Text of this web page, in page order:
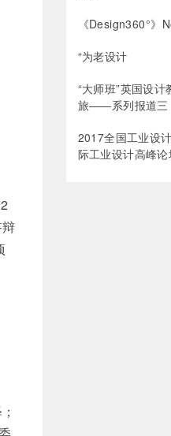
《Design360°》
“为老设计
“大师班”英国设
旅——系列报道三
2017全国工业设
际工业设计高峰